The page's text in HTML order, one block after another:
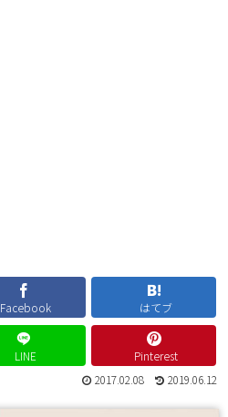
Facebook はてブ
LINE
Pinterest
2019.06.12
2017.02.08